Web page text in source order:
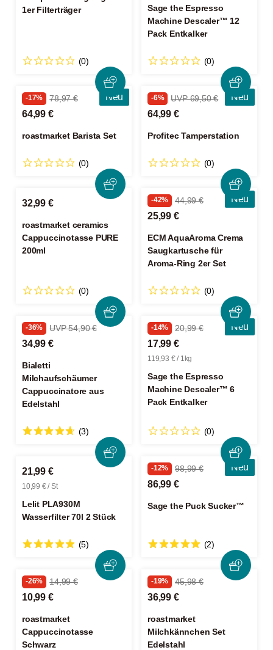
1er Filterträger
(0)
Sage the Espresso
Machine Descaler™ 12
Pack Entkalker
(0)
Neu
-17% 78,97 €
64,99 €
roastmarket Barista Set
(0)
Neu
-6% UVP 69,50 €
64,99 €
Profitec Tamperstation
(0)
32,99 €
roastmarket ceramics
Cappuccinotasse PURE
200ml
(0)
Neu
-42% 44,99 €
25,99 €
ECM AquaAroma Crema
Saugkartusche für
Aroma-Ring 2er Set
(0)
-36% UVP 54,90 €
34,99 €
Bialetti
Milchaufschäumer
Cappuccinatore aus
Edelstahl
(3)
Neu
-14% 20,99 €
17,99 €
119,93 € / 1kg
Sage the Espresso
Machine Descaler™ 6
Pack Entkalker
(0)
21,99 €
10,99 € / St
Lelit PLA930M
Wasserfilter 70l 2 Stück
(5)
Neu
-12% 98,99 €
86,99 €
Sage the Puck Sucker™
(2)
-26% 14,99 €
10,99 €
roastmarket
Cappuccinotasse
Schwarz
-19% 45,98 €
36,99 €
roastmarket
Milchkännchen Set
Edelstahl